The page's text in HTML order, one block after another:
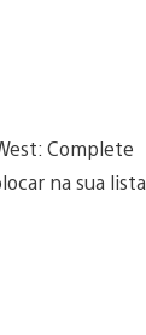
Complete
na sua lista